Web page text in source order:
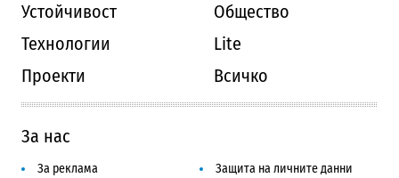
Устойчивост
Общество
Технологии
Lite
Проекти
Всичко
За нас
За реклама
Защита на личните данни